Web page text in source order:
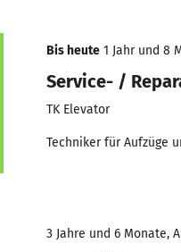
Bis heute 1 Jahr und 8
Service- /
TK Elevator
Techniker für Aufzüge
3 Jahre und 6 Monate,